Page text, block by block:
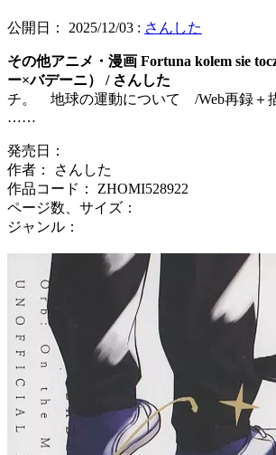
公開日： 2025/12/03 : さんした
その他アニメ・漫画 Fortuna kolem sie
ー×バデーニ） / さんした
チ。 地球の運動について /Web再録＋
……
発売日：
作者： さんした
作品コード： ZHOMI528922
ページ数、サイズ：
ジャンル：